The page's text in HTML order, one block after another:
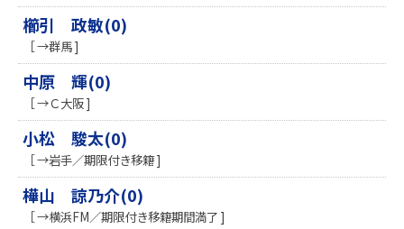
櫛引 政敏(0)
［ →群馬 ]
中原 輝(0)
［ →Ｃ大阪 ]
小松 駿太(0)
［ →岩手／期限付き移籍 ]
樺山 諒乃介(0)
［ →横浜FM／期限付き移籍期間満了 ]